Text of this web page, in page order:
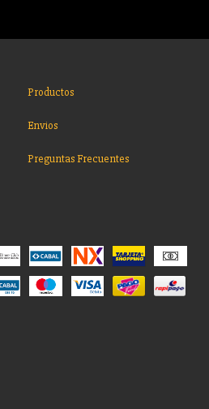
Productos
Envios
Preguntas Frecuentes